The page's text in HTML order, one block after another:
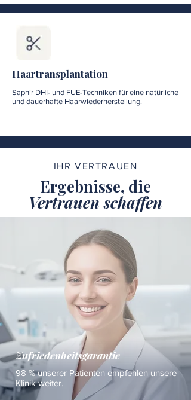
Haartransplantation
Saphir DHI- und FUE-Techniken für eine natürliche
und dauerhafte Haarwiederherstellung.
IHR VERTRAUEN
Ergebnisse, die
Vertrauen schaffen
Zufriedenheitsgarantie
98 % unserer Patienten empfehlen unsere
Klinik weiter.